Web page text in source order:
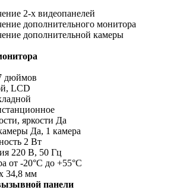
2-х видеопанелей
дополнительного монитора
дополнительной камеры
дюймов
LCD
яркости Да
Да, 1 камера
2 Вт
220 В, 50 Гц
от -20°С до +55°С
34,8 мм
панели